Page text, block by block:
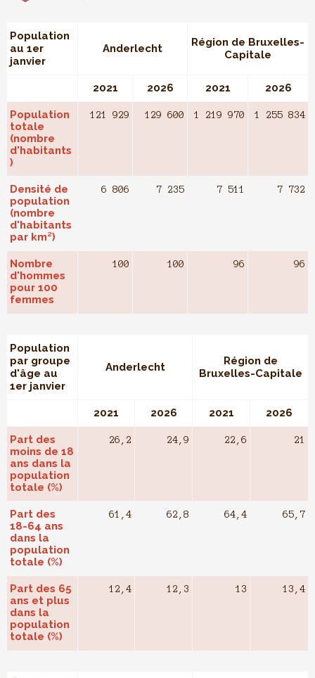
Population
au 1er
janvier
Anderlecht
Région de Bruxelles-
Capitale
2021 2026 2021 2026
Population
totale
(nombre
d'habitants
)
121 929 129 600 1 219 970 1 255 834
Densité de
population
(nombre
d'habitants
par km²)
6 806 7 235 7 511 7 732
Nombre
d'hommes
pour 100
femmes
100 100 96 96
Population
par groupe
d'âge au
1er janvier
Anderlecht
Région de
Bruxelles-Capitale
2021 2026 2021 2026
Part des
moins de 18
ans dans la
population
totale (%)
26,2 24,9 22,6 21
Part des
18-64 ans
dans la
population
totale (%)
61,4 62,8 64,4 65,7
Part des 65
ans et plus
dans la
population
totale (%)
12,4 12,3 13 13,4